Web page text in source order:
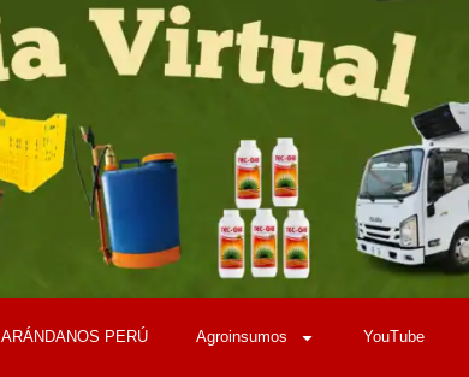
ARÁNDANOS PERÚ Agroinsumos YouTube